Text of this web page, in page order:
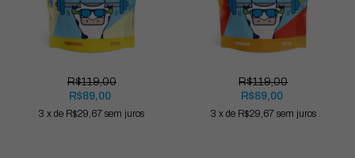
R$119,00
R$89,00
3 xde R$29,67 sem juros
R$119,00
R$89,00
3 x de R$29,67 sem juros